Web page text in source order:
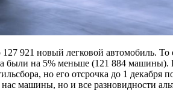
921 новый легковой автомобиль. То
на 5% меньше (121 884 машины).
но его отсрочка до 1 декабря
машины, но и все разновидности